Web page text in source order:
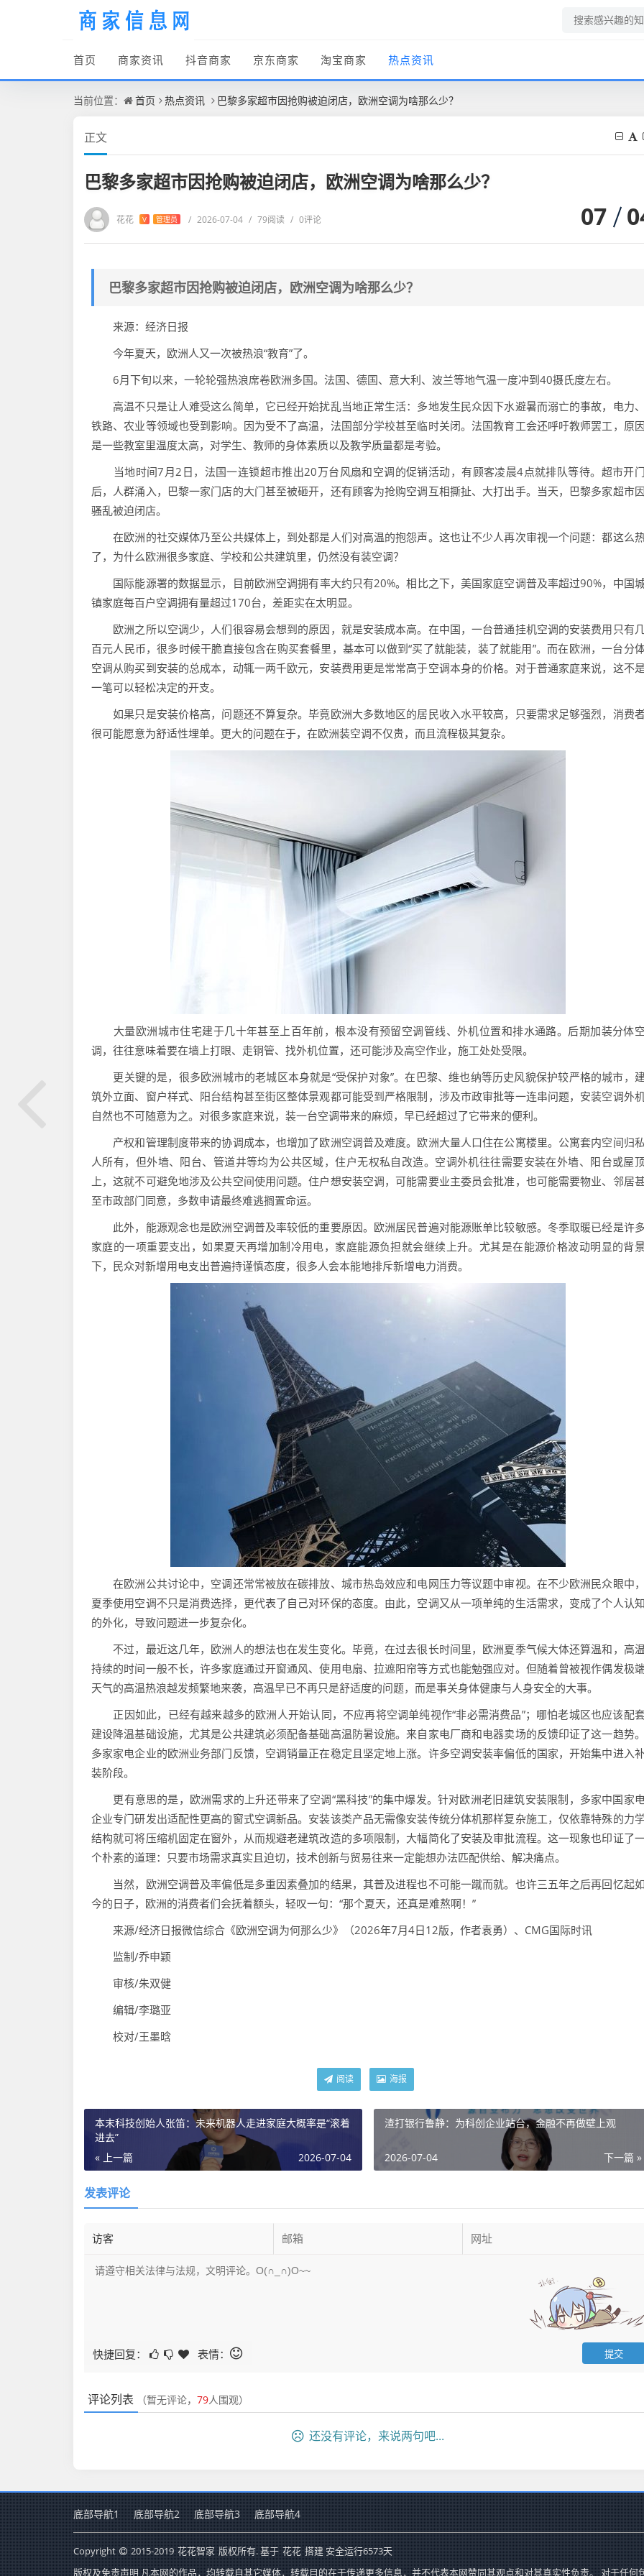
首页 商家资讯 抖音商家 京东商家 淘宝商家 热点资讯
当前位置： 首页 热点资讯 巴黎多家超市因抢购被迫闭店，欧洲空调为啥那么少？
正文
巴黎多家超市因抢购被迫闭店，欧洲空调为啥那么少？
花花 V 管理员 / 2026-07-04 / 79阅读 / 0评论 07
巴黎多家超市因抢购被迫闭店，欧洲空调为啥那么少？
来源：经济日报
今年夏天，欧洲人又一次被热浪“教育”了。
6月下旬以来，一轮轮强热浪席卷欧洲多国。法国、德国、意大利、波兰等地气温一度冲到40摄氏度左右。
高温不只是让人难受这么简单，它已经开始扰乱当地正常生活：多地发生民众因下水避暑而溺亡的事故，电力
铁路、农业等领域也受到影响。因为受不了高温，法国部分学校甚至临时关闭。法国教育工会还呼吁教师罢工，原
是一些教室里温度太高，对学生、教师的身体素质以及教学质量都是考验。
当地时间7月2日，法国一连锁超市推出20万台风扇和空调的促销活动，有顾客凌晨4点就排队等待。超市开
后，人群涌入，巴黎一家门店的大门甚至被砸开，还有顾客为抢购空调互相撕扯、大打出手。当天，巴黎多家超市
骚乱被迫闭店。
在欧洲的社交媒体乃至公共媒体上，到处都是人们对高温的抱怨声。这也让不少人再次审视一个问题：都这么
了，为什么欧洲很多家庭、学校和公共建筑里，仍然没有装空调？
国际能源署的数据显示，目前欧洲空调拥有率大约只有20%。相比之下，美国家庭空调普及率超过90%，中国
镇家庭每百户空调拥有量超过170台，差距实在太明显。
欧洲之所以空调少，人们很容易会想到的原因，就是安装成本高。在中国，一台普通挂机空调的安装费用只有
百元人民币，很多时候干脆直接包含在购买套餐里，基本可以做到“买了就能装，装了就能用”。而在欧洲，一台分
空调从购买到安装的总成本，动辄一两千欧元，安装费用更是常常高于空调本身的价格。对于普通家庭来说，这不
一笔可以轻松决定的开支。
如果只是安装价格高，问题还不算复杂。毕竟欧洲大多数地区的居民收入水平较高，只要需求足够强烈，消费
很可能愿意为舒适性埋单。更大的问题在于，在欧洲装空调不仅贵，而且流程极其复杂。
大量欧洲城市住宅建于几十年甚至上百年前，根本没有预留空调管线、外机位置和排水通路。后期加装分体
调，往往意味着要在墙上打眼、走铜管、找外机位置，还可能涉及高空作业，施工处处受限。
更关键的是，很多欧洲城市的老城区本身就是“受保护对象”。在巴黎、维也纳等历史风貌保护较严格的城市，
筑外立面、窗户样式、阳台结构甚至街区整体景观都可能受到严格限制，涉及市政审批等一连串问题，安装空调外
自然也不可随意为之。对很多家庭来说，装一台空调带来的麻烦，早已经超过了它带来的便利。
产权和管理制度带来的协调成本，也增加了欧洲空调普及难度。欧洲大量人口住在公寓楼里。公寓套内空间归
人所有，但外墙、阳台、管道井等均为公共区域，住户无权私自改造。空调外机往往需要安装在外墙、阳台或屋
上，这就不可避免地涉及公共空间使用问题。住户想安装空调，可能需要业主委员会批准，也可能需要物业、邻居
至市政部门同意，多数申请最终难逃搁置命运。
此外，能源观念也是欧洲空调普及率较低的重要原因。欧洲居民普遍对能源账单比较敏感。冬季取暖已经是许
家庭的一项重要支出，如果夏天再增加制冷用电，家庭能源负担就会继续上升。尤其是在能源价格波动明显的背
下，民众对新增用电支出普遍持谨慎态度，很多人会本能地排斥新增电力消费。
在欧洲公共讨论中，空调还常常被放在碳排放、城市热岛效应和电网压力等议题中审视。在不少欧洲民众眼中
夏季使用空调不只是消费选择，更代表了自己对环保的态度。由此，空调又从一项单纯的生活需求，变成了个人认
的外化，导致问题进一步复杂化。
不过，最近这几年，欧洲人的想法也在发生变化。毕竟，在过去很长时间里，欧洲夏季气候大体还算温和，高
持续的时间一般不长，许多家庭通过开窗通风、使用电扇、拉遮阳帘等方式也能勉强应对。但随着曾被视作偶发极
天气的高温热浪越发频繁地来袭，高温早已不再只是舒适度的问题，而是事关身体健康与人身安全的大事。
正因如此，已经有越来越多的欧洲人开始认同，不应再将空调单纯视作“非必需消费品”；哪怕老城区也应该配
建设降温基础设施，尤其是公共建筑必须配备基础高温防暑设施。来自家电厂商和电器卖场的反馈印证了这一趋势
多家家电企业的欧洲业务部门反馈，空调销量正在稳定且坚定地上涨。许多空调安装率偏低的国家，开始集中进入
装阶段。
更有意思的是，欧洲需求的上升还带来了空调“黑科技”的集中爆发。针对欧洲老旧建筑安装限制，多家中国家
企业专门研发出适配性更高的窗式空调新品。安装该类产品无需像安装传统分体机那样复杂施工，仅依靠特殊的力
结构就可将压缩机固定在窗外，从而规避老建筑改造的多项限制，大幅简化了安装及审批流程。这一现象也印证了
个朴素的道理：只要市场需求真实且迫切，技术创新与贸易往来一定能想办法匹配供给、解决痛点。
当然，欧洲空调普及率偏低是多重因素叠加的结果，其普及进程也不可能一蹴而就。也许三五年之后再回忆起
今的日子，欧洲的消费者们会抚着额头，轻叹一句：“那个夏天，还真是难熬啊！”
来源/经济日报微信综合《欧洲空调为何那么少》（2026年7月4日12版，作者袁勇）、CMG国际时讯
监制/乔申颖
审核/朱双健
编辑/李璐亚
校对/王墨晗
阅读 海报
本末科技创始人张笛：未来机器人走进家庭大概率是“滚着
进去”
« 上一篇
2026-07-04
渣打银行鲁静：为科创企业站台，金融不再做壁上观
下一篇 »
2026-07-04
发表评论
快捷回复： 表情：
评论列表 （暂无评论， 79人围观）
还没有评论，来说两句吧...
底部导航1 底部导航2 底部导航3 底部导航4
Copyright 2015-2019 花花智家 版权所有. 基于 花花 搭建 安全运行6573天
版权及免责声明 凡本网的作品，均转载自其它媒体，转载目的在于传递更多信息，并不代表本网赞同其观点和对其真实性负责。 对于任何